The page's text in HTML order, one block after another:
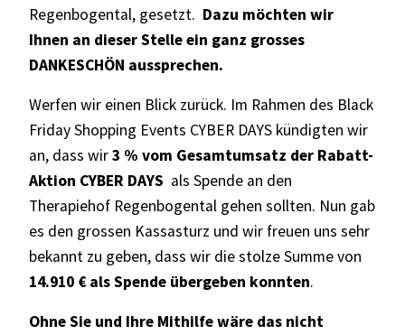
Regenbogental, gesetzt. Dazu möchten wir
Ihnen an dieser Stelle ein ganz grosses
DANKESCHÖN aussprechen.
Werfen wir einen Blick zurück. Im Rahmen des Black
Friday Shopping Events CYBER DAYS kündigten wir
an, dass wir3 % vom Gesamtumsatz der Rabatt-
Aktion CYBER DAYS als Spende an den
Therapiehof Regenbogental gehen sollten. Nun gab
es den grossen Kassasturz und wir freuen uns sehr
bekannt zu geben, dass wir die stolze Summe von
14.910 € als Spende übergeben konnten.
Ohne Sie und Ihre Mithilfe wäre das nicht